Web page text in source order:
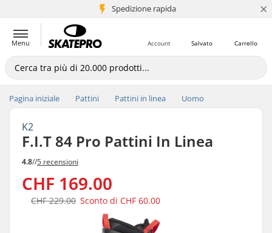
Spedizione rapida
+5 mln di clienti ×
Menu Carrello
Salvato
Account
Pagina iniziale Pattini Pattini in linea Uomo
K2
F.I.T 84 Pro Pattini In Linea
4.8//5 recensioni
CHF 169.00
CHF 229.00 Sconto di CHF 60.00